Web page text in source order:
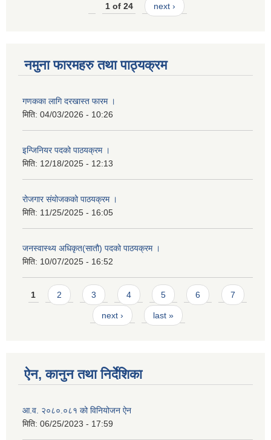
1 of 24 next ›
नमुना फारमहरु तथा पाठ्यक्रम
गणकका लागि दरखास्त फारम ।
मिति: 04/03/2026 - 10:26
इन्जिनियर पदको पाठयक्रम ।
मिति: 12/18/2025 - 12:13
रोजगार संयोजकको पाठयक्रम ।
मिति: 11/25/2025 - 16:05
जनस्वास्थ्य अधिकृत(सातौ) पदको पाठयक्रम ।
मिति: 10/07/2025 - 16:52
Pages
1 2 3 4 5 6 7
next › last »
ऐन, कानुन तथा निर्देशिका
आ.व. २०८०.०८१ को विनियोजन ऐन
मिति: 06/25/2023 - 17:59